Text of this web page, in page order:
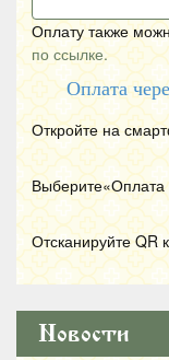
Оплату также
по ссылке.
Оплата
Откройте на
Выберите«Оплата
Отсканируйте QR
Новости